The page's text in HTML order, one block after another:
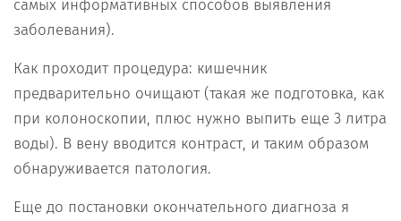
самых информативных способов выявления
заболевания).
Как проходит процедура: кишечник
предварительно очищают (такая же подготовка, как
при колоноскопии, плюс нужно выпить еще 3 литра
воды). В вену вводится контраст, и таким образом
обнаруживается патология.
Еще до постановки окончательного диагноза я